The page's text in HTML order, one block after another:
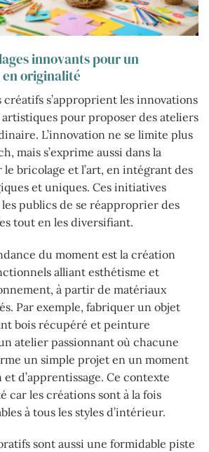
innovants pour un
originalité
créatifs s’approprient les innovations
pour proposer des ateliers
L’innovation ne se limite plus
mais s’exprime aussi dans la
le bricolage et l’art, en intégrant des
et uniques. Ces initiatives
publics de se réapproprier des
tout en les diversifiant.
du moment est la création
alliant esthétisme et
à partir de matériaux
Par exemple, fabriquer un objet
bois récupéré et peinture
atelier passionnant où chacune
un simple projet en un moment
d’apprentissage. Ce contexte
car les créations sont à la fois
à tous les styles d’intérieur.
sont aussi une formidable piste